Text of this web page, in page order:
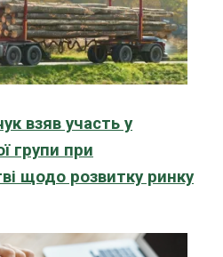
взяв участь у
групи при
щодо розвитку ринку